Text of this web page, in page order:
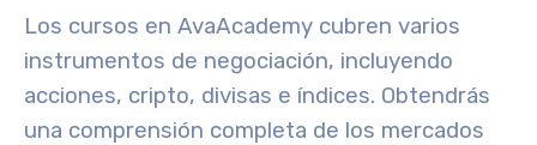
Los cursos en AvaAcademy cubren varios
instrumentos de negociación, incluyendo
acciones, cripto, divisas e índices. Obtendrás
una comprensión completa de los mercados